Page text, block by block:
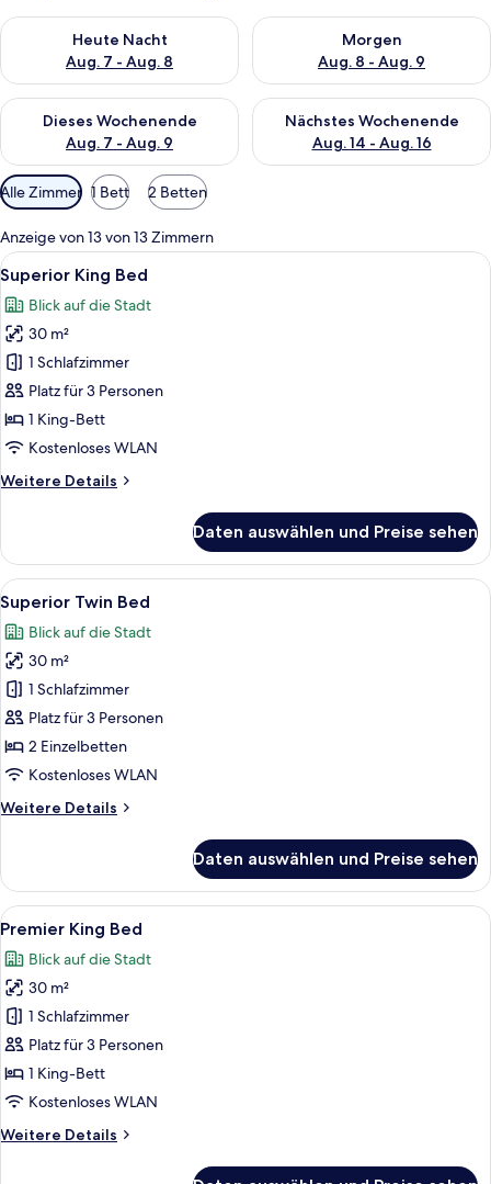
Heute Nacht
Aug. 7 - Aug. 8
Überprüfe die Verfügbarkeit für heute Nacht, Aug. 7 - Aug. 8.
Morgen
Aug. 8 - Aug. 9
Überprüfe die Verfügbarkeit
Dieses Wochenende
Aug. 7 - Aug. 9
Überprüfe die Verfügbarkeit für dieses Wochenende, Aug. 7
Nächstes Wochenende
Aug. 14 - Aug. 16
Überprüfe die Verfügbarkeit
Verfügbare
Filter
für
Zimmer
Alle Zimmer 1 Bett 2 Betten
Anzeige von 13 von 13 Zimmern
Alle
Fotos
für
Superior
King
Bed
anzeigen
Ein Hotelzimmer mit einem großen
5
Superior King Bed
Blick auf die Stadt
30 m²
1 Schlafzimmer
Platz für 3 Personen
1 King-Bett
Kostenloses WLAN
Weitere Details
Weitere
King
Bed
Daten auswählen und Preise sehen
Alle
Fotos
für
Superior
Twin
Bed
anzeigen
Ein Hotelzimmer mit zwei Betten,
5
Superior Twin Bed
Blick auf die Stadt
30 m²
1 Schlafzimmer
Platz für 3 Personen
2 Einzelbetten
Kostenloses WLAN
Weitere Details
Weitere
Twin
Bed
Daten auswählen und Preise sehen
Alle
Fotos
für
Premier
King
Bed
anzeigen
Ein Hotelzimmer mit einem großen
6
Premier King Bed
Blick auf die Stadt
30 m²
1 Schlafzimmer
Platz für 3 Personen
1 King-Bett
Kostenloses WLAN
Weitere Details
Weitere